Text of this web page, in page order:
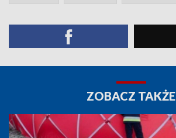
ZOBACZ TAKŻE